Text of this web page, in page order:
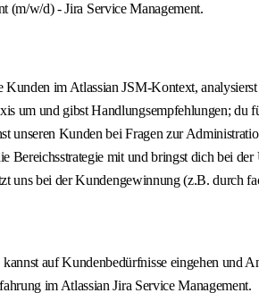
(m/w/d) - Jira Service Management.
im Atlassian JSM-Kontext,
um und gibst Handlungsempfehlungen;
unseren Kunden bei Fragen zur
Bereichsstrategie mit und bringst dich bei
uns bei der Kundengewinnung (z.B.
auf Kundenbedürfnisse eingehen und
im Atlassian Jira Service Management.